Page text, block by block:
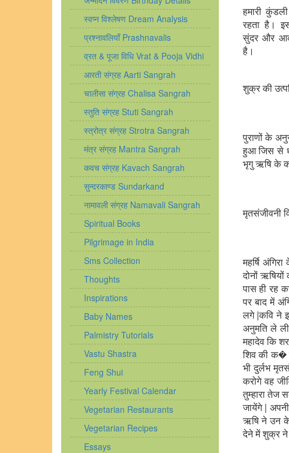
स्वप्न विश्लेषण Dream Analysis
प्रश्नावलियाँ Prashnavalis
व्रत & पूजा विधि Vrat & Pooja Vidhi
आरती संग्रह Aarti Sangrah
चालीसा संग्रह Chalisa Sangrah
स्तुति संग्रह Stuti Sangrah
स्त्रोत्र संग्रह Strotra Sangrah
मंत्र संग्रह Mantra Sangrah
कवच संग्रह Kavach Sangrah
सुन्दरकाण्ड Sundarkand
नामावली संग्रह Namavali Sangrah
Spiritual Books
Pilgrimage in India
Sms Collection
Thoughts
Inspirations
Baby Names
Palmistry Tutorials
Vastu Shastra
Feng Shui
Yearly Festival Calendar
Vegetarian Restaurants
Vegetarian Recipes
Essays
हमारी
रहता है।
सुंदर और
है।
शुक्र की
पुराणों के
हुआ जिस से
भृगु ऋषि के
मृतसंजीवनी
महर्षि
दोनों ऋषियों
पास ही रह
पर बाद में
लगे |कवि ने
अनुमति ले
महादेव कि
शिव की क�
भी दुर्लभ
करोगे वह
तुम्हारा तेज
जायेंगे |
ऋषि ने उन के
देने में शुक्र ने